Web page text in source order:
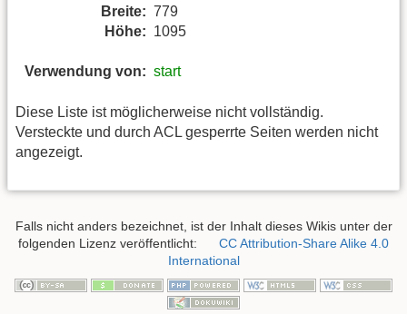
Breite: 779
Höhe: 1095
Verwendung von: start
Diese Liste ist möglicherweise nicht vollständig.
Versteckte und durch ACL gesperrte Seiten werden nicht
angezeigt.
Falls nicht anders bezeichnet, ist der Inhalt dieses Wikis unter der
folgenden Lizenz veröffentlicht:
CC Attribution-Share Alike 4.0
International